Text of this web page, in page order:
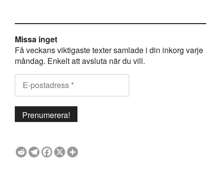
Missa inget
Få veckans viktigaste texter samlade i din inkorg varje
måndag. Enkelt att avsluta när du vill.